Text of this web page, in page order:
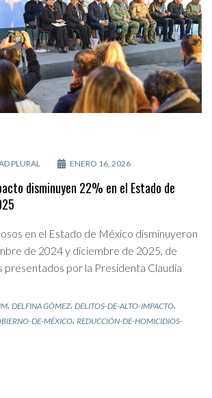
PLURAL ENERO 16, 2026
disminuyen 22% en el Estado de
en el Estado de México disminuyeron
de 2024 y diciembre de 2025, de
presentados por la Presidenta Claudia
, DELFINA GÓMEZ, DELITOS-DE-ALTO-IMPACTO,
DE-MÉXICO, REDUCCIÓN-DE-HOMICIDIOS-